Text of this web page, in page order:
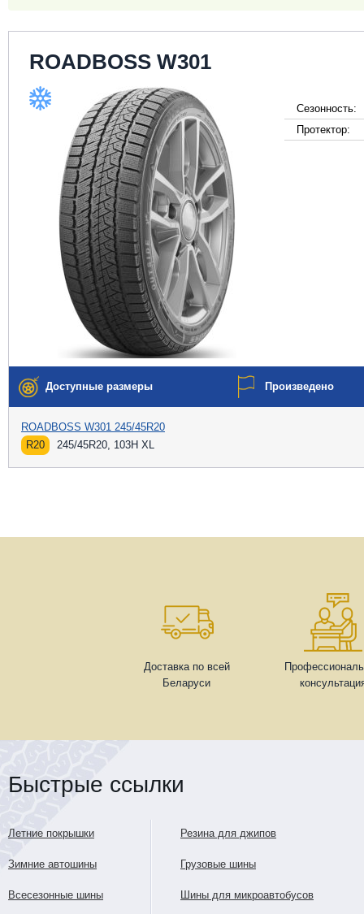
ROADBOSS W301
Сезонность:
Протектор:
Доступные размеры Произведено
ROADBOSS W301 245/45R20
R20
245/45R20, 103H XL
Доставка по всей
Беларуси
Быстрые ссылки
Летние покрышки
Зимние автошины
Всесезонные шины
Резина для джипов
Грузовые шины
Шины для микроавтобусов